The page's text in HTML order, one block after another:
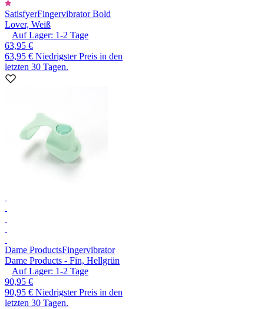
SatisfyerFingervibrator Bold
Lover, Weiß
Auf Lager: 1-2 Tage
63,95 €
63,95 € Niedrigster Preis in den
letzten 30 Tagen.
Dame ProductsFingervibrator
Dame Products - Fin, Hellgrün
Auf Lager: 1-2 Tage
90,95 €
90,95 € Niedrigster Preis in den
letzten 30 Tagen.